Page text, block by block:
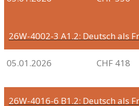
26W-4002-3 A1.2: Deutsch als
05.01.2026 CHF 418
26W-4016-6 B1.2: Deutsch als